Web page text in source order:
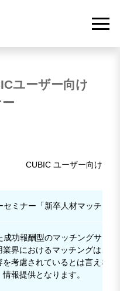
ユーザー向け
CUBIC ユーザー向け
セミナー「新卒人材マッチン
成功報酬型のマッチングサー
業界におけるマッチングは、
を考慮されているとは言えな
報提供となります。